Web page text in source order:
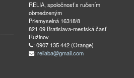
RELIA, spoločnosť s ručením
obmedzeným
Priemyselná 16318/8
821 09 Bratislava-mestská časť
Ružinov
: 0907 135 442 (Orange)
: reliaba@gmail.com